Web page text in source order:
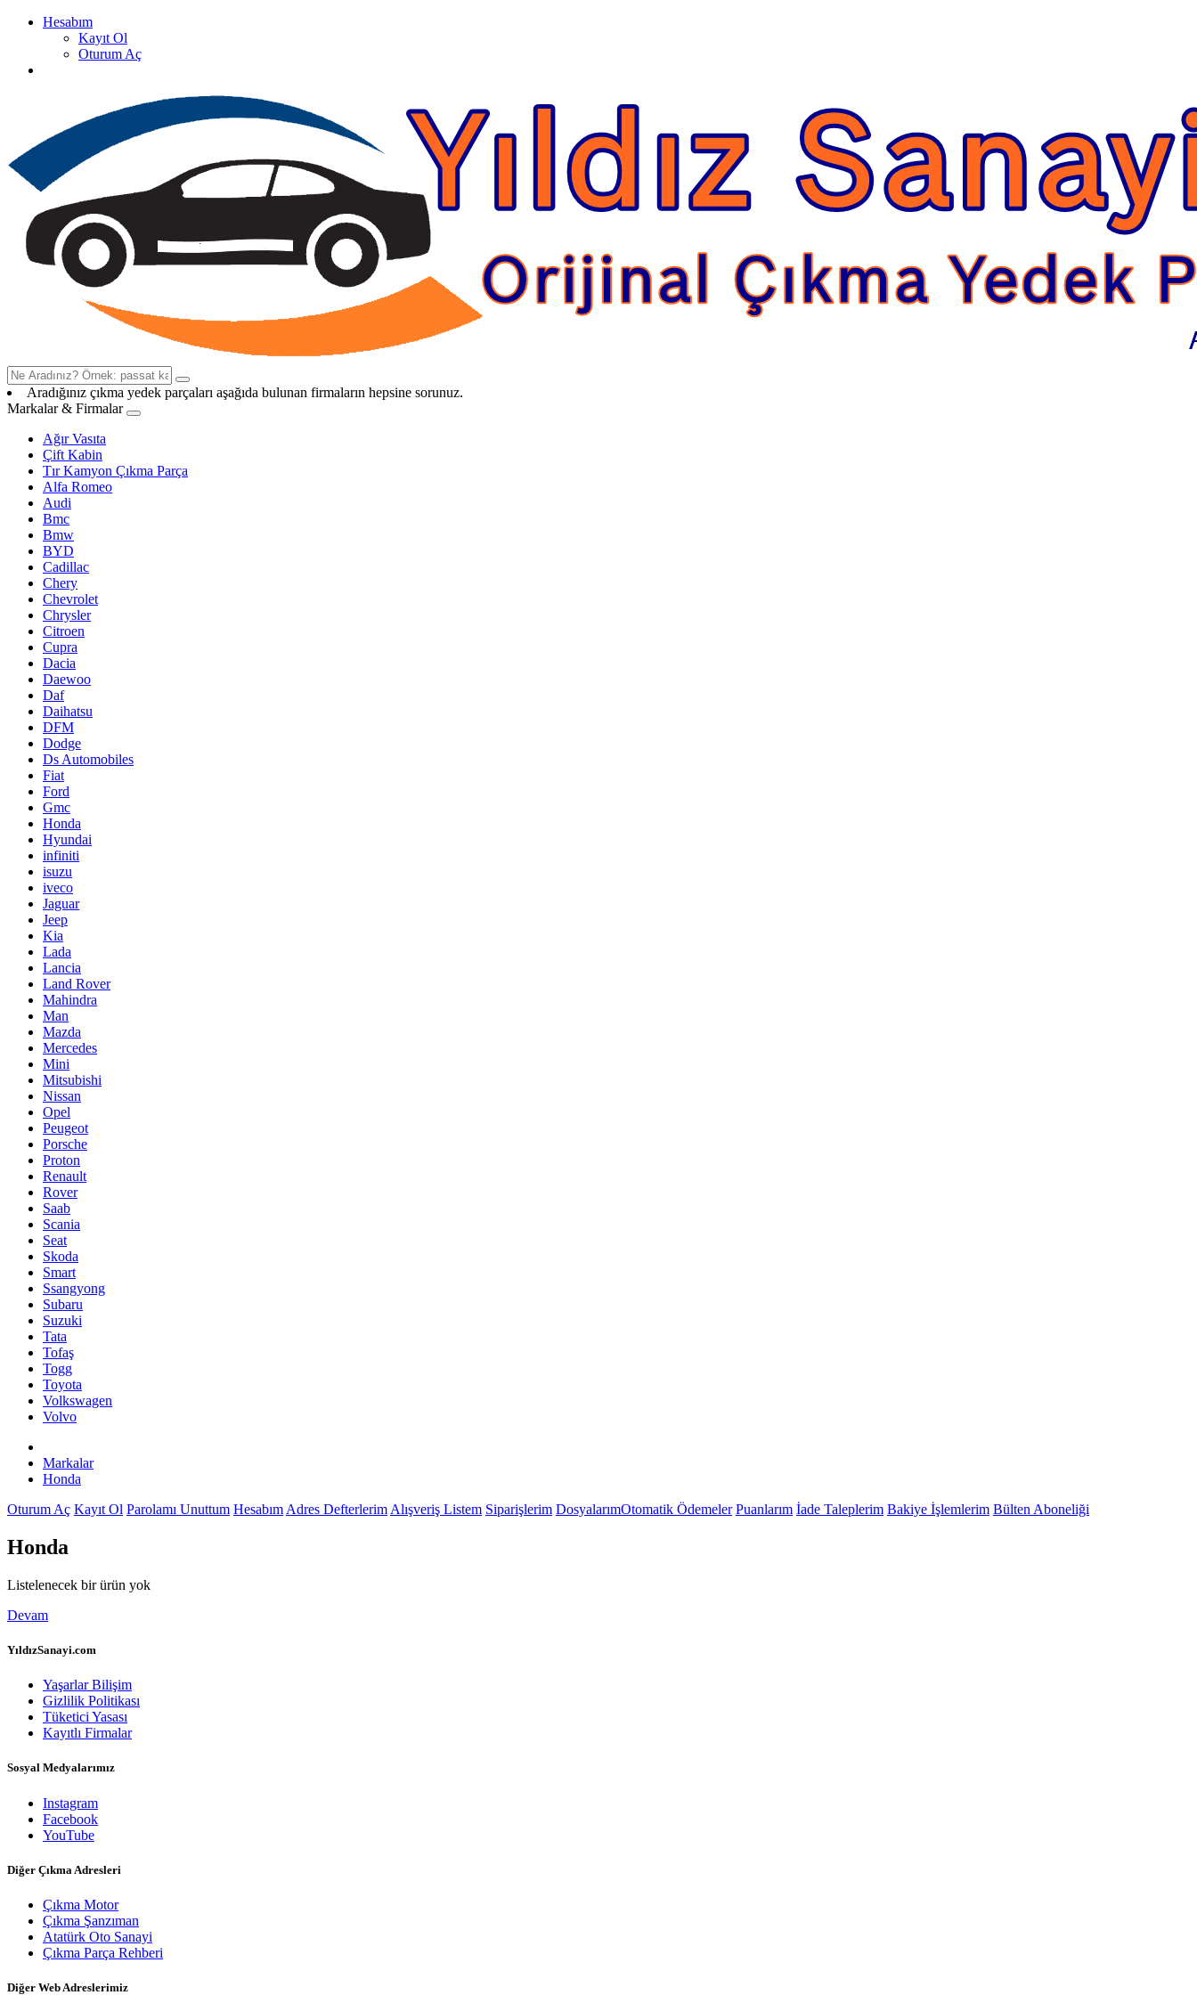
Hesabım
Kayıt Ol
Oturum Aç
Aradığınız çıkma yedek parçaları aşağıda bulunan firmaların hepsine sorunuz.
Markalar & Firmalar
Ağır Vasıta
Çift Kabin
Tır Kamyon Çıkma Parça
Alfa Romeo
Audi
Bmc
Bmw
BYD
Cadillac
Chery
Chevrolet
Chrysler
Citroen
Cupra
Dacia
Daewoo
Daf
Daihatsu
DFM
Dodge
Ds Automobiles
Fiat
Ford
Gmc
Honda
Hyundai
infiniti
isuzu
iveco
Jaguar
Jeep
Kia
Lada
Lancia
Land Rover
Mahindra
Man
Mazda
Mercedes
Mini
Mitsubishi
Nissan
Opel
Peugeot
Porsche
Proton
Renault
Rover
Saab
Scania
Seat
Skoda
Smart
Ssangyong
Subaru
Suzuki
Tata
Tofaş
Togg
Toyota
Volkswagen
Volvo
Markalar
Honda
Oturum Aç Kayıt Ol Parolamı Unuttum Hesabım Adres Defterlerim Alışveriş Listem Siparişlerim DosyalarımOtomatik Ödemeler Puanlarım İade Taleplerim Bakiye İşlemlerim Bülten Aboneliği
Honda
Listelenecek bir ürün yok
Devam
YıldızSanayi.com
Yaşarlar Bilişim
Gizlilik Politikası
Tüketici Yasası
Kayıtlı Firmalar
Sosyal Medyalarımız
Instagram
Facebook
YouTube
Diğer Çıkma Adresleri
Çıkma Motor
Çıkma Şanzıman
Atatürk Oto Sanayi
Çıkma Parça Rehberi
Diğer Web Adreslerimiz